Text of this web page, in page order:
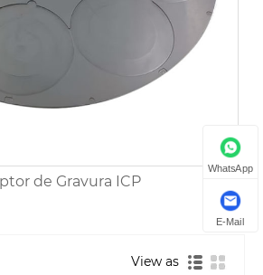
de Gravura ICP
View as
WhatsApp
E-Mail